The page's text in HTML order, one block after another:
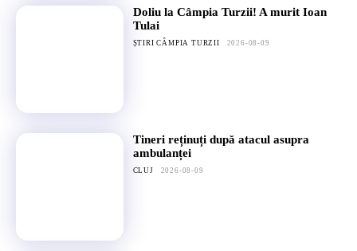
Doliu la Câmpia Turzii! A murit Ioan
Tulai
ȘTIRI CÂMPIA TURZII 2026-08-09
Tineri reținuți după atacul asupra
ambulanței
CLUJ 2026-08-09